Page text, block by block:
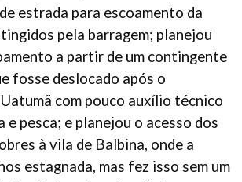
estrada para escoamento da
pela barragem; planejou
a partir de um contingente
fosse deslocado após o
com pouco auxílio técnico
e pesca; e planejou o acesso dos
à vila de Balbina, onde a
estagnada, mas fez isso sem um